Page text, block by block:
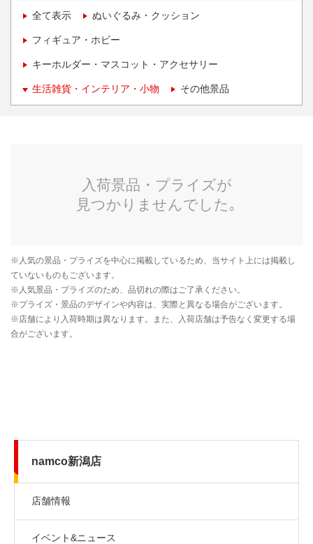
全て表示 ぬいぐるみ・クッション
フィギュア・ホビー
キーホルダー・マスコット・アクセサリー
生活雑貨・インテリア・小物 その他景品
namco新潟店
店舗情報
イベント&ニュース